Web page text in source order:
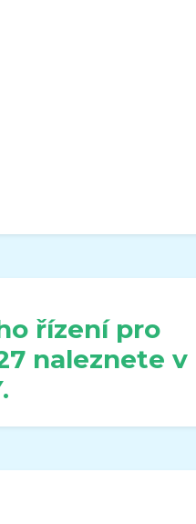
řízení pro
naleznete v